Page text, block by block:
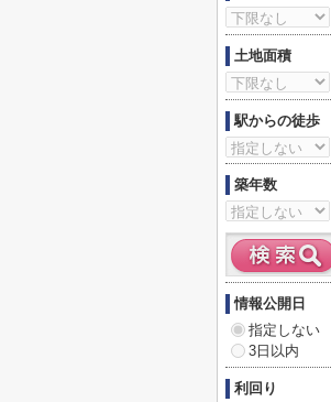
土地面積
駅からの徒歩
築年数
情報公開日
指定しない
3日以内
利回り